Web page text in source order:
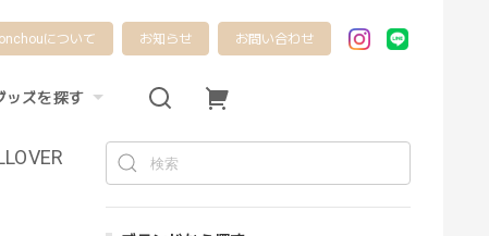
について お知らせ お問い合わせ
ッズを探す